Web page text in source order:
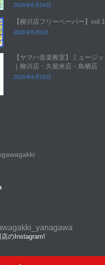
2026年6月14日
【柳川店フリーペーパー】
2026年5月6日
【ヤマハ音楽教室】ミュージ
｜柳川店・久留米店・鳥栖店
2026年4月16日
店のInstagram!